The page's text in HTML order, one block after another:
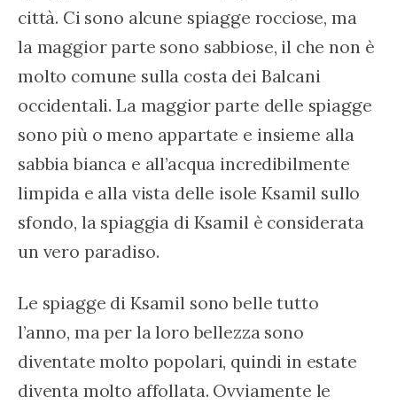
città. Ci sono alcune spiagge rocciose, ma
la maggior parte sono sabbiose, il che non è
molto comune sulla costa dei Balcani
occidentali. La maggior parte delle spiagge
sono più o meno appartate e insieme alla
sabbia bianca e all’acqua incredibilmente
limpida e alla vista delle isole Ksamil sullo
sfondo, la spiaggia di Ksamil è considerata
un vero paradiso.
Le spiagge di Ksamil sono belle tutto
l’anno, ma per la loro bellezza sono
diventate molto popolari, quindi in estate
diventa molto affollata. Ovviamente le